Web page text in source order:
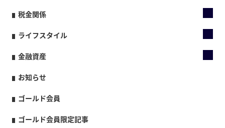
税金関係
ライフスタイル
金融資産
お知らせ
ゴールド会員
ゴールド会員限定記事